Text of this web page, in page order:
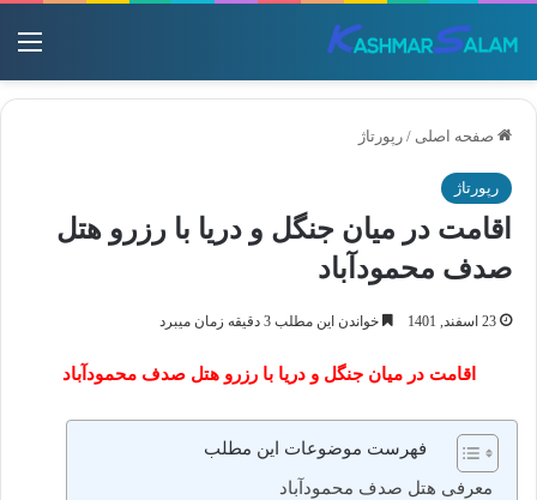
صفحه اصلی / رپورتاژ
رپورتاژ
اقامت در میان جنگل و دریا با رزرو هتل
صدف محمودآباد
23 اسفند, 1401 خواندن این مطلب 3 دقیقه زمان میبرد
اقامت در میان جنگل و دریا با رزرو هتل صدف محمودآباد
فهرست موضوعات این مطلب
معرفی هتل صدف محمودآباد